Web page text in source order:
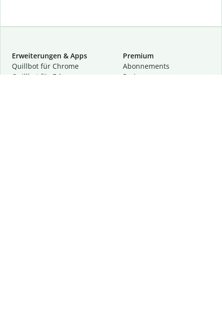
Erweiterungen & Apps
Quillbot für Chrome
Quillbot für Edge
Premium
Abon­ne­ments
Preise